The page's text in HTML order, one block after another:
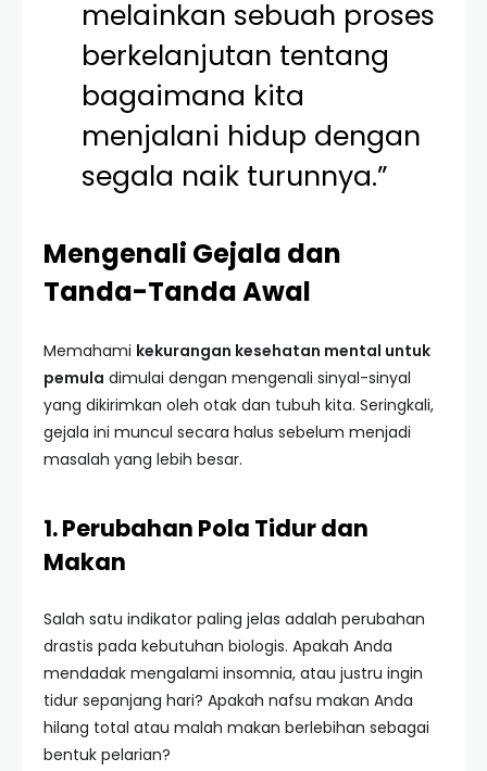
melainkan sebuah proses
berkelanjutan tentang
bagaimana kita
menjalani hidup dengan
segala naik turunnya.”
Mengenali Gejala dan
Tanda-Tanda Awal
Memahami kekurangan kesehatan mental untuk
pemula dimulai dengan mengenali sinyal-sinyal
yang dikirimkan oleh otak dan tubuh kita. Seringkali,
gejala ini muncul secara halus sebelum menjadi
masalah yang lebih besar.
1. Perubahan Pola Tidur dan
Makan
Salah satu indikator paling jelas adalah perubahan
drastis pada kebutuhan biologis. Apakah Anda
mendadak mengalami insomnia, atau justru ingin
tidur sepanjang hari? Apakah nafsu makan Anda
hilang total atau malah makan berlebihan sebagai
bentuk pelarian?